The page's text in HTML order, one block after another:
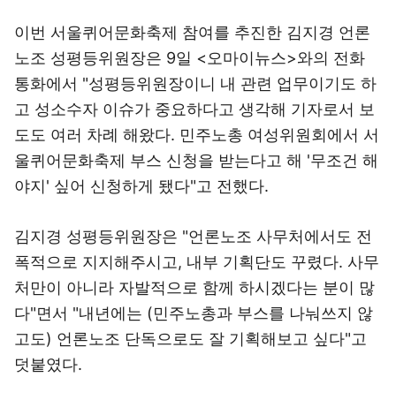
이번 서울퀴어문화축제 참여를 추진한 김지경 언론
노조 성평등위원장은 9일 <오마이뉴스>와의 전화
통화에서 "성평등위원장이니 내 관련 업무이기도 하
고 성소수자 이슈가 중요하다고 생각해 기자로서 보
도도 여러 차례 해왔다. 민주노총 여성위원회에서 서
울퀴어문화축제 부스 신청을 받는다고 해 '무조건 해
야지' 싶어 신청하게 됐다"고 전했다.
김지경 성평등위원장은 "언론노조 사무처에서도 전
폭적으로 지지해주시고, 내부 기획단도 꾸렸다. 사무
처만이 아니라 자발적으로 함께 하시겠다는 분이 많
다"면서 "내년에는 (민주노총과 부스를 나눠쓰지 않
고도) 언론노조 단독으로도 잘 기획해보고 싶다"고
덧붙였다.